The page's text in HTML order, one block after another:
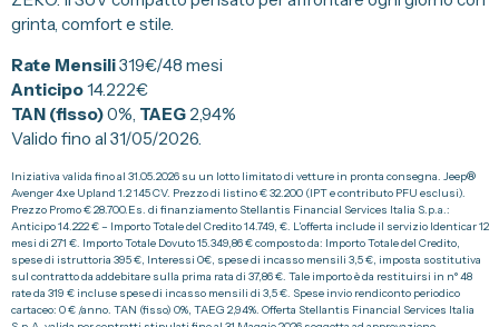
Spazio Alba e Bra
Servizio Clienti
Sedi e Recapiti
Dati Societari
Privacy Policy
Provvedimento IVASS
Telefono Vendita Alba
0173 268611
grinta, comfort e stile.
Rate Mensili319€/48 mesi
Anticipo14.222€
TAN (fisso)0%, TAEG2,94%
Valido fino al 31/05/2026.
Iniziativa valida fino al 31.05.2026 su un lotto limitato di vetture in pronta consegna. Jeep®
Avenger 4xe Upland 1.2 145 CV. Prezzo di listino € 32.200 (IPT e contributo PFU esclusi).
Prezzo Promo € 28.700.Es. di finanziamento Stellantis Financial Services Italia S.p.a.:
Anticipo 14.222 € – Importo Totale del Credito 14.749, €. L’offerta include il servizio Identicar 12
mesi di 271 €. Importo Totale Dovuto 15.349,86 € composto da: Importo Totale del Credito,
spese di istruttoria 395 €, Interessi 0€, spese di incasso mensili 3,5 €, imposta sostitutiva
sul contratto da addebitare sulla prima rata di 37,86 €. Tale importo è da restituirsi in n° 48
rate da 319 € incluse spese di incasso mensili di 3,5 €. Spese invio rendiconto periodico
cartaceo: 0 € /anno. TAN (fisso) 0%, TAEG 2,94%. Offerta Stellantis Financial Services Italia